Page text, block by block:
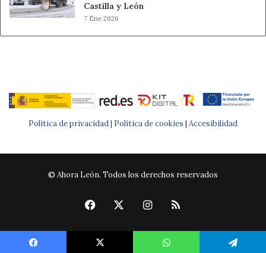
Castilla y León
7 Ene 2026
Política de privacidad | Política de cookies | Accesibilidad
© Ahora León. Todos los derechos reservados
Facebook Instagram
RSS